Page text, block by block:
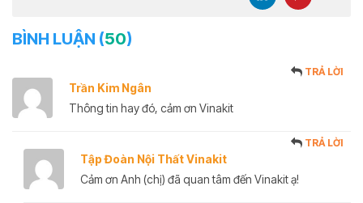
BÌNH LUẬN (50)
Trần Kim Ngân
TRẢ LỜI
Thông tin hay đó, cảm ơn Vinakit
Tập Đoàn Nội Thất Vinakit
TRẢ LỜI
Cảm ơn Anh (chị) đã quan tâm đến Vinakit ạ!